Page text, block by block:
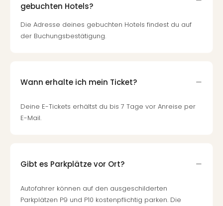
gebuchten Hotels?
Die Adresse deines gebuchten Hotels findest du auf
der Buchungsbestätigung.
Wann erhalte ich mein Ticket?
Deine E-Tickets erhältst du bis 7 Tage vor Anreise per
E-Mail.
Gibt es Parkplätze vor Ort?
Autofahrer können auf den ausgeschilderten
Parkplätzen P9 und P10 kostenpflichtig parken. Die